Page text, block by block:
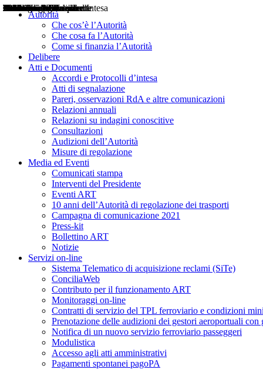
Autorità
Che cos’è l’Autorità
Che cosa fa l’Autorità
Come si finanzia l’Autorità
Delibere
Atti e Documenti
Accordi e Protocolli d’intesa
Atti di segnalazione
Pareri, osservazioni RdA e altre comunicazioni
Relazioni annuali
Relazioni su indagini conoscitive
Consultazioni
Audizioni dell’Autorità
Misure di regolazione
Media ed Eventi
Comunicati stampa
Interventi del Presidente
Eventi ART
10 anni dell’Autorità di regolazione dei trasporti
Campagna di comunicazione 2021
Press-kit
Bollettino ART
Notizie
Servizi on-line
Sistema Telematico di acquisizione reclami (SiTe)
ConciliaWeb
Contributo per il funzionamento ART
Monitoraggi on-line
Contratti di servizio del TPL ferroviario e condizioni
Prenotazione delle audizioni dei gestori aeroportuali con
Notifica di un nuovo servizio ferroviario passeggeri
Modulistica
Accesso agli atti amministrativi
Pagamenti spontanei pagoPA
Delibere
Pareri
Consultazioni
Audizioni
Atti di Segnalazione
Accordi e Protocolli d'Intesa
Relazioni annuali
Misure di regolazione
Notizie
Comunicati Stampa
Bollettini ART
Convegni ART
Interviste del Presidente
Articoli in primo piano
Interventi del Presidente
2004
2005
2010
2013
2014
2015
2016
2017
2018
2019
202
2020
2021
2022
2023
2024
2025
2026
Aereo
Marittimo
Terrestre